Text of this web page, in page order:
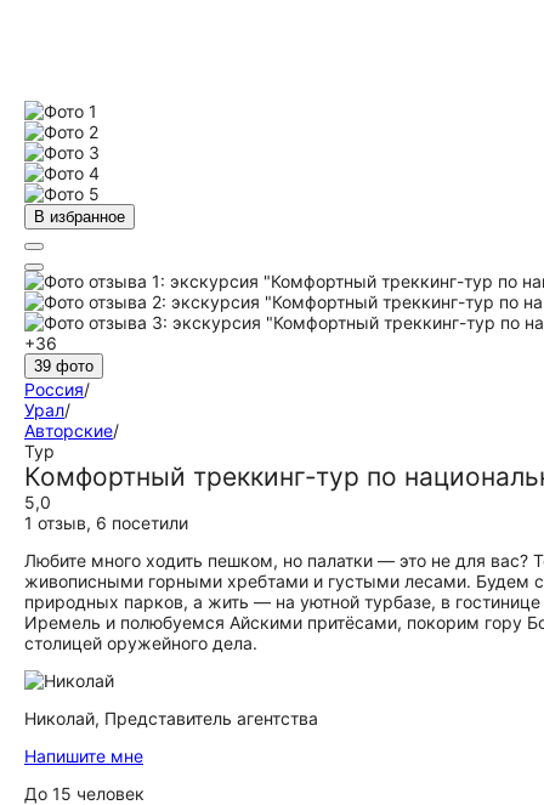
В избранное
+36
39 фото
Россия/
Урал/
Авторские/
Тур
Комфортный треккинг-тур по
5,0
1 отзыв, 6 посетили
Любите много ходить пешком, но палатки — это не для
живописными горными хребтами и густыми лесами. Будем
природных парков, а жить — на уютной турбазе, в
Иремель и полюбуемся Айскими притёсами, покорим гору
столицей оружейного дела.
Николай, Представитель агентства
Напишите мне
До 15 человек